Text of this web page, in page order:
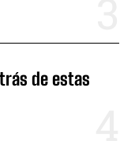
de estas